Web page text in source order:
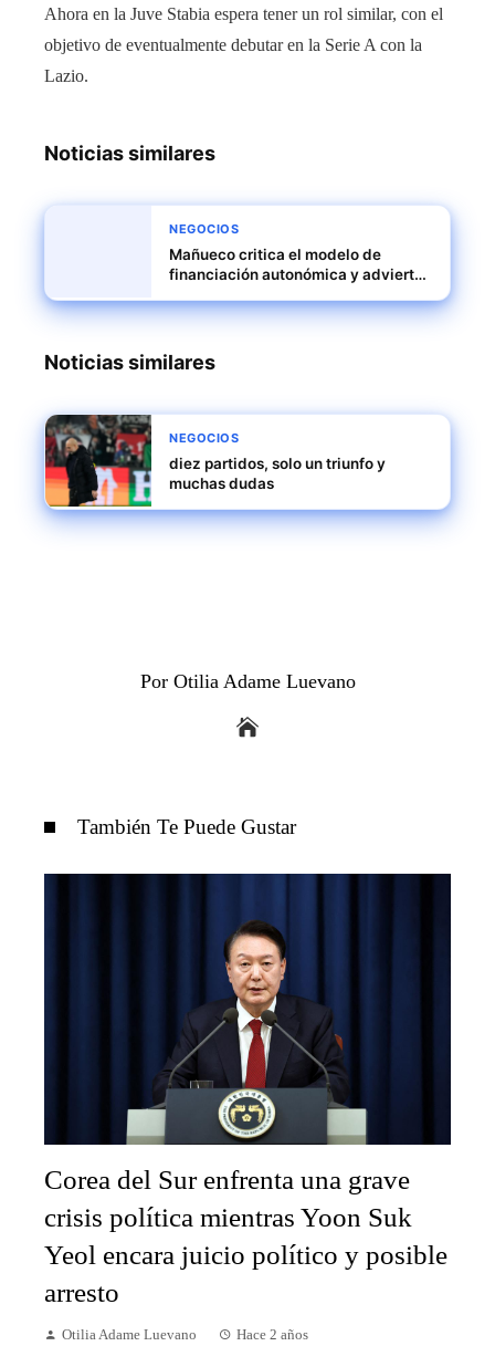
Ahora en la Juve Stabia espera tener un rol similar, con el
objetivo de eventualmente debutar en la Serie A con la
Lazio.
Noticias similares
NEGOCIOS
Mañueco critica el modelo de
financiación autonómica y advierte
Noticias similares
NEGOCIOS
diez partidos, solo un triunfo y
muchas dudas
Por Otilia Adame Luevano
También Te Puede Gustar
Corea del Sur enfrenta una grave
crisis política mientras Yoon Suk
Yeol encara juicio político y posible
arresto
Otilia Adame Luevano Hace 2 años